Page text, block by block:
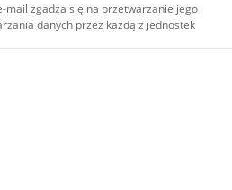
mail zgadza się na przetwarzanie jego
danych przez każdą z jednostek